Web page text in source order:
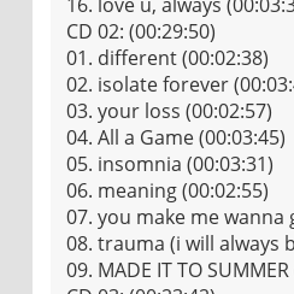
CD 02: (00:29:50)
01. different (00:02:38)
02. isolate forever
03. your loss (00:02:57)
04. All a Game (00:03:45)
05. insomnia (00:03:31)
06. meaning (00:02:55)
07. you make me wanna
08. trauma (i will always
09. MADE IT TO